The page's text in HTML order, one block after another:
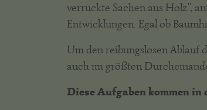
verrückte Sachen aus Holz”,
Entwicklungen. Egal ob
Um den reibungslosen Ablauf
auch im größten
Diese Aufgaben kommen